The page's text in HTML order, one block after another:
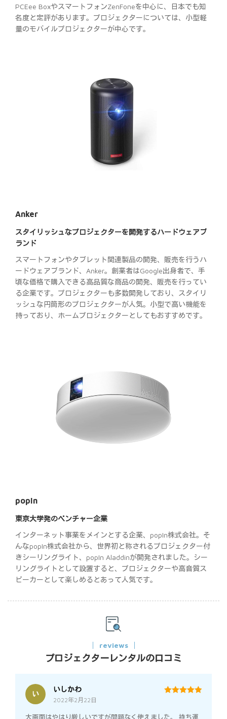
PCEee BoxやスマートフォンZenFoneを中心に、日本でも知
名度と定評があります。プロジェクターについては、小型軽
量のモバイルプロジェクターが中心です。
Anker
スタイリッシュなプロジェクターを開発するハードウェアブ
ランド
スマートフォンやタブレット関連製品の開発、販売を行うハ
ードウェアブランド、Anker。創業者はGoogle出身者で、手
頃な価格で購入できる高品質な商品の開発、販売を行ってい
る企業です。プロジェクターも多数開発しており、スタイリ
ッシュな円筒形のプロジェクターが人気。小型で高い機能を
持っており、ホームプロジェクターとしてもおすすめです。
popIn
東京大学発のベンチャー企業
インターネット事業をメインとする企業、popIn株式会社。そ
んなpopIn株式会社から、世界初と称されるプロジェクター付
きシーリングライト、popIn Aladdinが開発されました。シー
リングライトとして設置すると、プロジェクターや高音質ス
ピーカーとして楽しめるとあって人気です。
reviews
プロジェクターレンタルの口コミ
い
いしかわ
2022年2月22日
大画面はやはり厳しいですが問題なく使えました。 持ち運